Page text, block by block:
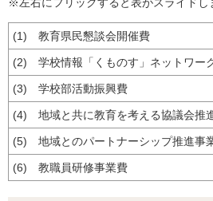
(1) 教育県民懇談会開催費
(2) 学校情報「くものす」ネットワー
(3) 学校部活動振興費
(4) 地域と共に教育を考える協議会推
(5) 地域とのパートナーシップ推進事
(6) 教職員研修事業費